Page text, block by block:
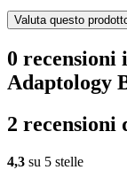
Valuta questo
0 recensioni
Adaptology
2
4,3 su 5 stelle